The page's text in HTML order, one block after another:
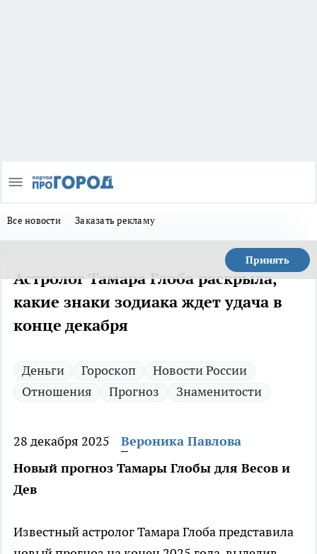
Все новости Заказать рекламу
Принять
Астролог Тамара Глоба раскрыла,
какие знаки зодиака ждет удача в
конце декабря
Деньги Гороскоп
Новости России
Отношения
Прогноз Знаменитости
28 декабря 2025
Вероника Павлова
Новый прогноз Тамары Глобы для Весов и
Дев
Известный астролог Тамара Глоба представила